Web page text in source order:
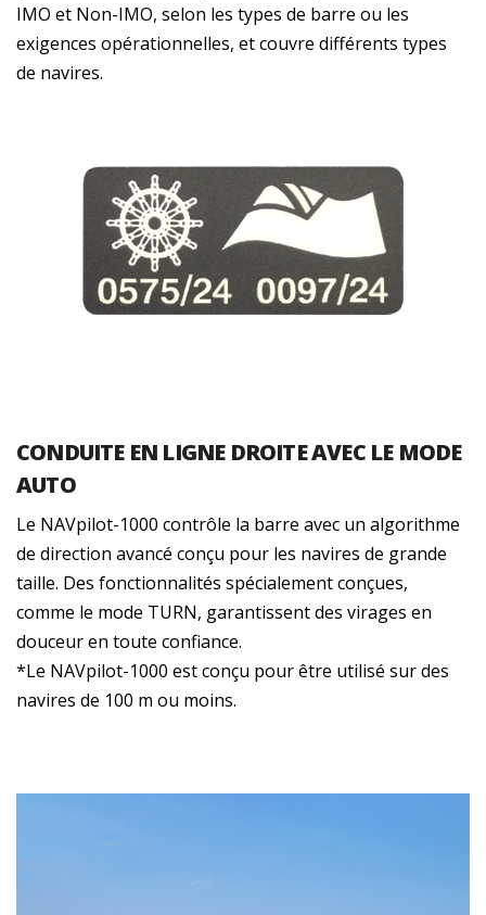
IMO et Non-IMO, selon les types de barre ou les
exigences opérationnelles, et couvre différents types
de navires.
CONDUITE EN LIGNE DROITE AVEC LE MODE
AUTO
Le NAVpilot-1000 contrôle la barre avec un algorithme
de direction avancé conçu pour les navires de grande
taille. Des fonctionnalités spécialement conçues,
comme le mode TURN, garantissent des virages en
douceur en toute confiance.
*Le NAVpilot-1000 est conçu pour être utilisé sur des
navires de 100 m ou moins.